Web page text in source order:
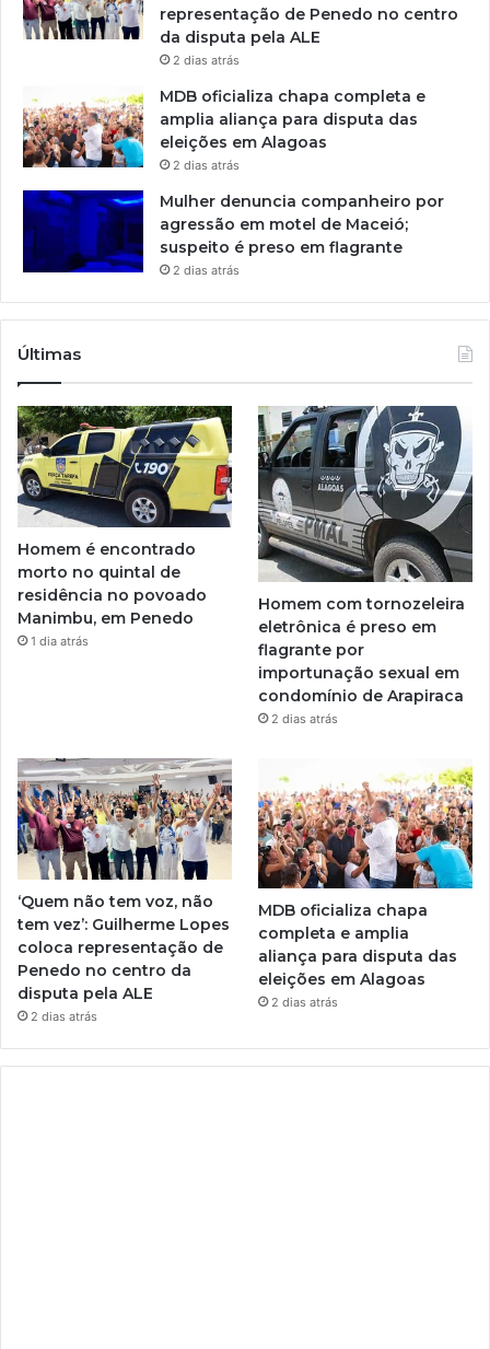
representação de Penedo no centro
da disputa pela ALE
2 dias atrás
MDB oficializa chapa completa e
amplia aliança para disputa das
eleições em Alagoas
2 dias atrás
Mulher denuncia companheiro por
agressão em motel de Maceió;
suspeito é preso em flagrante
2 dias atrás
Últimas
Homem é encontrado
morto no quintal de
residência no povoado
Manimbu, em Penedo
1 dia atrás
Homem com tornozeleira
eletrônica é preso em
flagrante por
importunação sexual em
condomínio de Arapiraca
2 dias atrás
‘Quem não tem voz, não
tem vez’: Guilherme Lopes
coloca representação de
Penedo no centro da
disputa pela ALE
2 dias atrás
MDB oficializa chapa
completa e amplia
aliança para disputa das
eleições em Alagoas
2 dias atrás